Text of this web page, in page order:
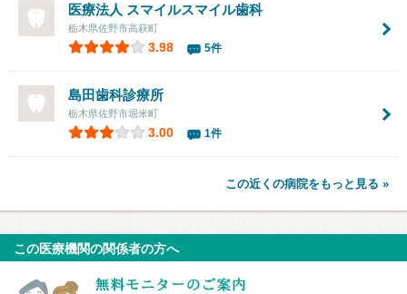
医療法人 スマイルスマイル歯科
栃木県佐野市高萩町
3.98 5件
島田歯科診療所
栃木県佐野市堀米町
3.00 1件
この近くの病院をもっと見る »
この医療機関の関係者の方へ